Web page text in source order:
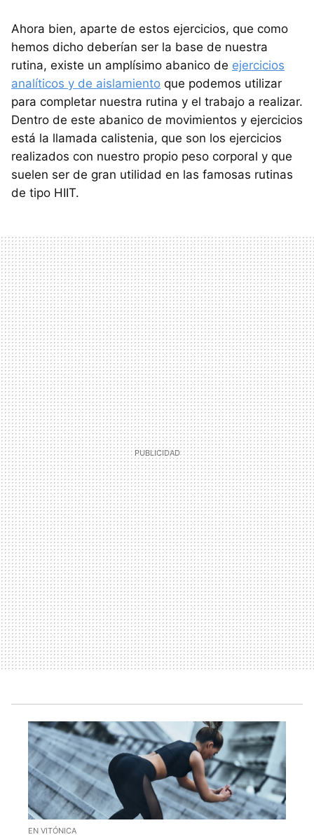
Ahora bien, aparte de estos ejercicios, que como
hemos dicho deberían ser la base de nuestra
rutina, existe un amplísimo abanico de ejercicios
analíticos y de aislamiento que podemos utilizar
para completar nuestra rutina y el trabajo a realizar.
Dentro de este abanico de movimientos y ejercicios
está la llamada calistenia, que son los ejercicios
realizados con nuestro propio peso corporal y que
suelen ser de gran utilidad en las famosas rutinas
de tipo HIIT.
EN VITÓNICA